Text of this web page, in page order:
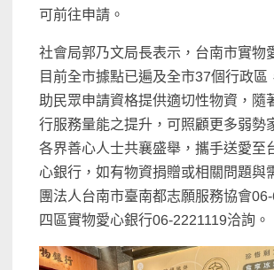
可前往申請。
社會局郭乃文局長表示，台南市實物
目前全市據點已遍及全市37個行政區
助民眾申請資格提供適切性物資，隨
行服務量能之提升，可照顧更多弱勢
各界善心人士共襄盛舉，攜手送愛至
心銀行，如有物資捐贈或相關問題與
團法人台南市臺南都志願服務協會
四區實物愛心銀行06-2221119洽詢。